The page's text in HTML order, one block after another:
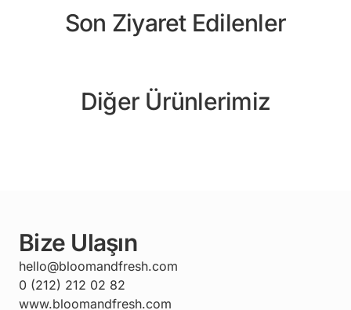
Son Ziyaret Edilenler
Diğer Ürünlerimiz
Bize Ulaşın
hello@bloomandfresh.com
0 (212) 212 02 82
www.bloomandfresh.com